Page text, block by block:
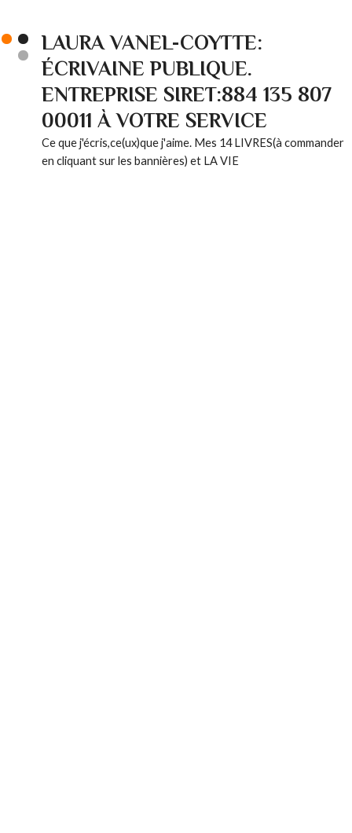
LAURA VANEL-COYTTE:
ÉCRIVAINE PUBLIQUE.
ENTREPRISE SIRET:884 135 807
00011 À VOTRE SERVICE
Ce que j'écris,ce(ux)que j'aime. Mes 14 LIVRES(à commander
en cliquant sur les bannières) et LA VIE